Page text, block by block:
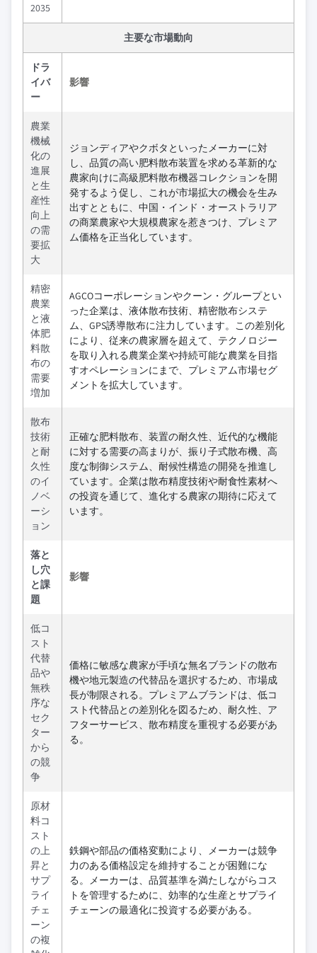
2035
主要な市場動向
ドラ
イバ
ー
影響
農業
機械
化の
進展
と生
産性
向上
の需
要拡
大
ジョンディアやクボタといったメーカーに対
し、品質の高い肥料散布装置を求める革新的な
農家向けに高級肥料散布機器コレクションを開
発するよう促し、これが市場拡大の機会を生み
出すとともに、中国・インド・オーストラリア
の商業農家や大規模農家を惹きつけ、プレミア
ム価格を正当化しています。
精密
農業
と液
体肥
料散
布の
需要
増加
AGCOコーポレーションやクーン・グループとい
った企業は、液体散布技術、精密散布システ
ム、GPS誘導散布に注力しています。この差別化
により、従来の農家層を超えて、テクノロジー
を取り入れる農業企業や持続可能な農業を目指
すオペレーションにまで、プレミアム市場セグ
メントを拡大しています。
散布
技術
と耐
久性
のイ
ノベ
ーシ
ョン
正確な肥料散布、装置の耐久性、近代的な機能
に対する需要の高まりが、振り子式散布機、高
度な制御システム、耐候性構造の開発を推進し
ています。企業は散布精度技術や耐食性素材へ
の投資を通じて、進化する農家の期待に応えて
います。
落と
し穴
と課
題
影響
低コ
スト
代替
品や
無秩
序な
セク
ター
から
の競
争
価格に敏感な農家が手頃な無名ブランドの散布
機や地元製造の代替品を選択するため、市場成
長が制限される。プレミアムブランドは、低コ
スト代替品との差別化を図るため、耐久性、ア
フターサービス、散布精度を重視する必要があ
る。
原材
料コ
スト
の上
昇と
サプ
ライ
チェ
ーン
の複
鉄鋼や部品の価格変動により、メーカーは競争
力のある価格設定を維持することが困難にな
る。メーカーは、品質基準を満たしながらコス
トを管理するために、効率的な生産とサプライ
チェーンの最適化に投資する必要がある。